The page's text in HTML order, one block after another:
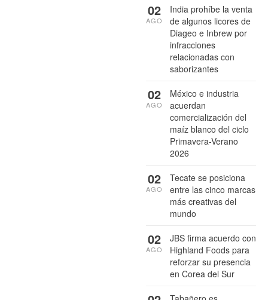
India prohíbe la venta
de algunos licores de
Diageo e Inbrew por
infracciones
relacionadas con
saborizantes
02
AGO
México e industria
acuerdan
comercialización del
maíz blanco del ciclo
Primavera-Verano
2026
02
AGO
Tecate se posiciona
entre las cinco marcas
más creativas del
mundo
02
AGO
JBS firma acuerdo con
Highland Foods para
reforzar su presencia
en Corea del Sur
02
AGO